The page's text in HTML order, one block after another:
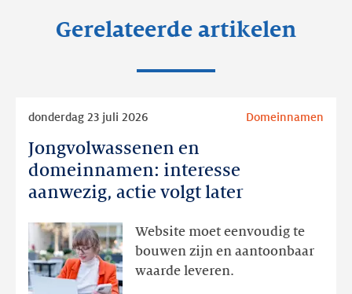
Gerelateerde artikelen
Jongvolwassenen en
domeinnamen: interesse
aanwezig, actie volgt later
donderdag 23 juli 2026 Domeinnamen
Website moet eenvoudig te
bouwen zijn en aantoonbaar
waarde leveren.
Jongvolwassenen
aanwezig,
actie
volgt
later